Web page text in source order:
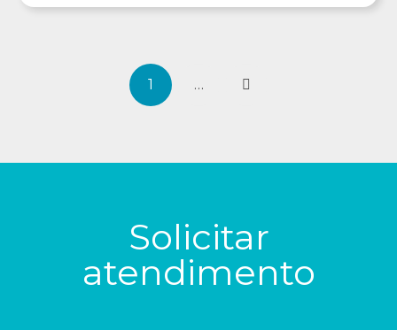
1 … Next
Solicitar
atendimento